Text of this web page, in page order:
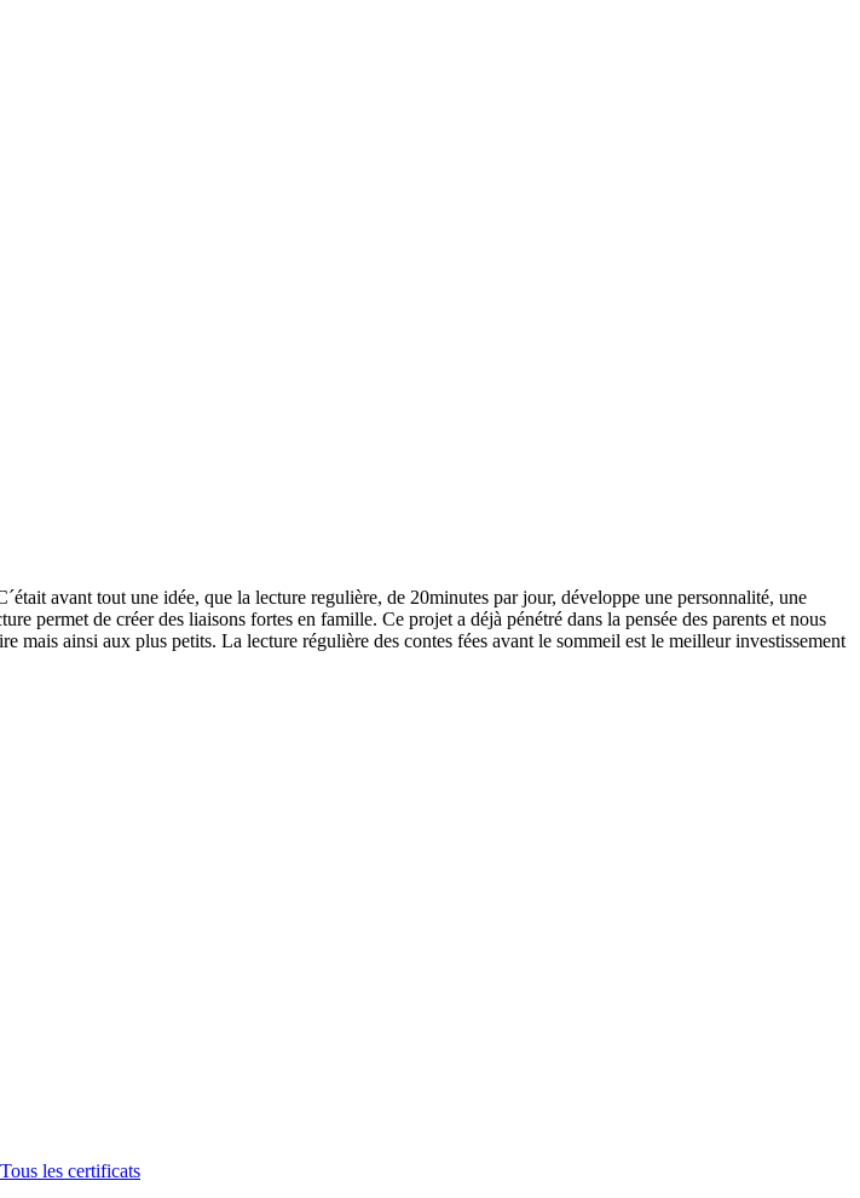
avant tout une idée, que la lecture regulière, de 20minutes par jour, développe une personnalité, une
permet de créer des liaisons fortes en famille. Ce projet a déjà pénétré dans la pensée des parents et nous
mais ainsi aux plus petits. La lecture régulière des contes fées avant le sommeil est le meilleur investissement
Tous les certificats